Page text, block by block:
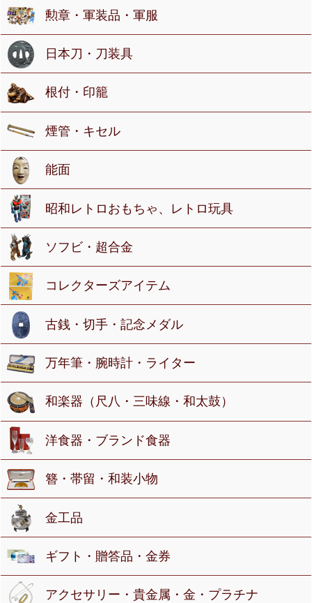
勲章・軍装品・軍服
日本刀・刀装具
根付・印籠
煙管・キセル
能面
昭和レトロおもちゃ、レトロ玩具
ソフビ・超合金
コレクターズアイテム
古銭・切手・記念メダル
万年筆・腕時計・ライター
和楽器（尺八・三味線・和太鼓）
洋食器・ブランド食器
簪・帯留・和装小物
金工品
ギフト・贈答品・金券
アクセサリー・貴金属・金・プラチナ